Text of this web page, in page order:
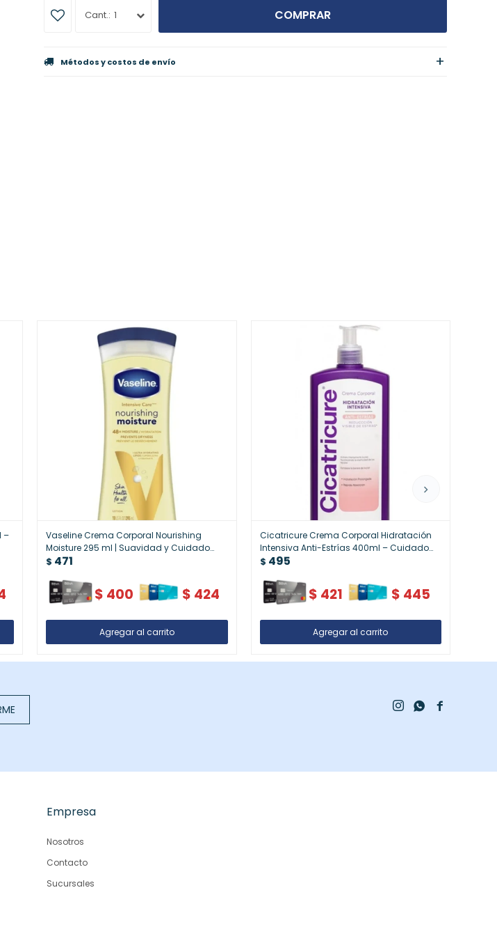
1 COMPRAR
Métodos y costos de envío
–
Vaseline Crema Corporal Nourishing
Moisture 295 ml | Suavidad y Cuidado
Diario
$ 471
$ 400 $ 424
Cicatricure Crema Corporal Hidratación
Intensiva Anti-Estrías 400ml – Cuidado
Completo de la Piel
$ 495
$ 421 $ 445

 
Empresa
Nosotros
Contacto
Sucursales